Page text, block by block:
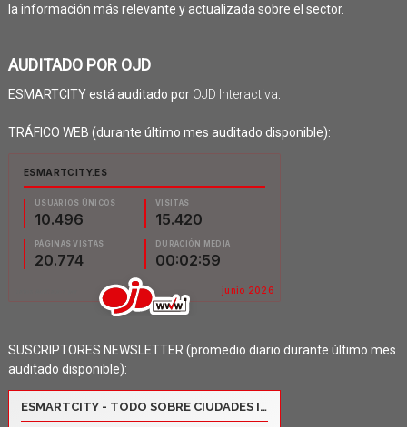
la información más relevante y actualizada sobre el sector.
AUDITADO POR OJD
ESMARTCITY está auditado por OJD Interactiva
TRÁFICO WEB (durante último mes auditado disponible):
SUSCRIPTORES NEWSLETTER (promedio diario durante último mes
auditado disponible):